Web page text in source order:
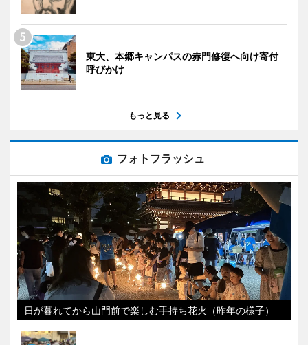
東大、本郷キャンパスの赤門修復へ向け寄付
呼びかけ
もっと見る
フォトフラッシュ
日が暮れてから山門前で楽しむ手持ち花火（昨年の様子）